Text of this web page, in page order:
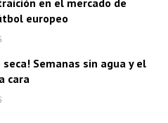
en el mercado de
europeo
seca! Semanas sin agua y el
cara